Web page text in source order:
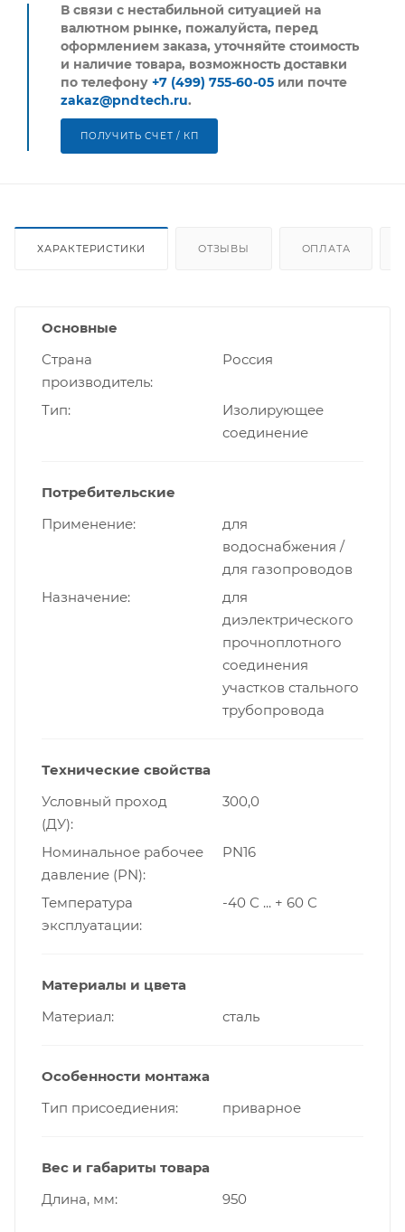
В связи с нестабильной ситуацией на
валютном рынке, пожалуйста, перед
оформлением заказа, уточняйте стоимость
и наличие товара, возможность доставки
по телефону +7 (499) 755-60-05 или почте
zakaz@pndtech.ru.
ПОЛУЧИТЬ СЧЕТ / КП
ХАРАКТЕРИСТИКИ ОТЗЫВЫ ОПЛАТА
Основные
Страна
производитель
Россия
Тип
Изолирующее
соединение
Потребительские
Применение
для
водоснабжения /
для газопроводов
Назначение
для
диэлектрического
прочноплотного
соединения
участков стального
трубопровода
Технические свойства
Условный проход
(ДУ)
300,0
Номинальное рабочее
давление (PN)
PN16
Температура
эксплуатации
-40 С ... + 60 С
Материалы и цвета
Материал
сталь
Особенности монтажа
Тип присоедиения
приварное
Вес и габариты товара
Длина, мм
950